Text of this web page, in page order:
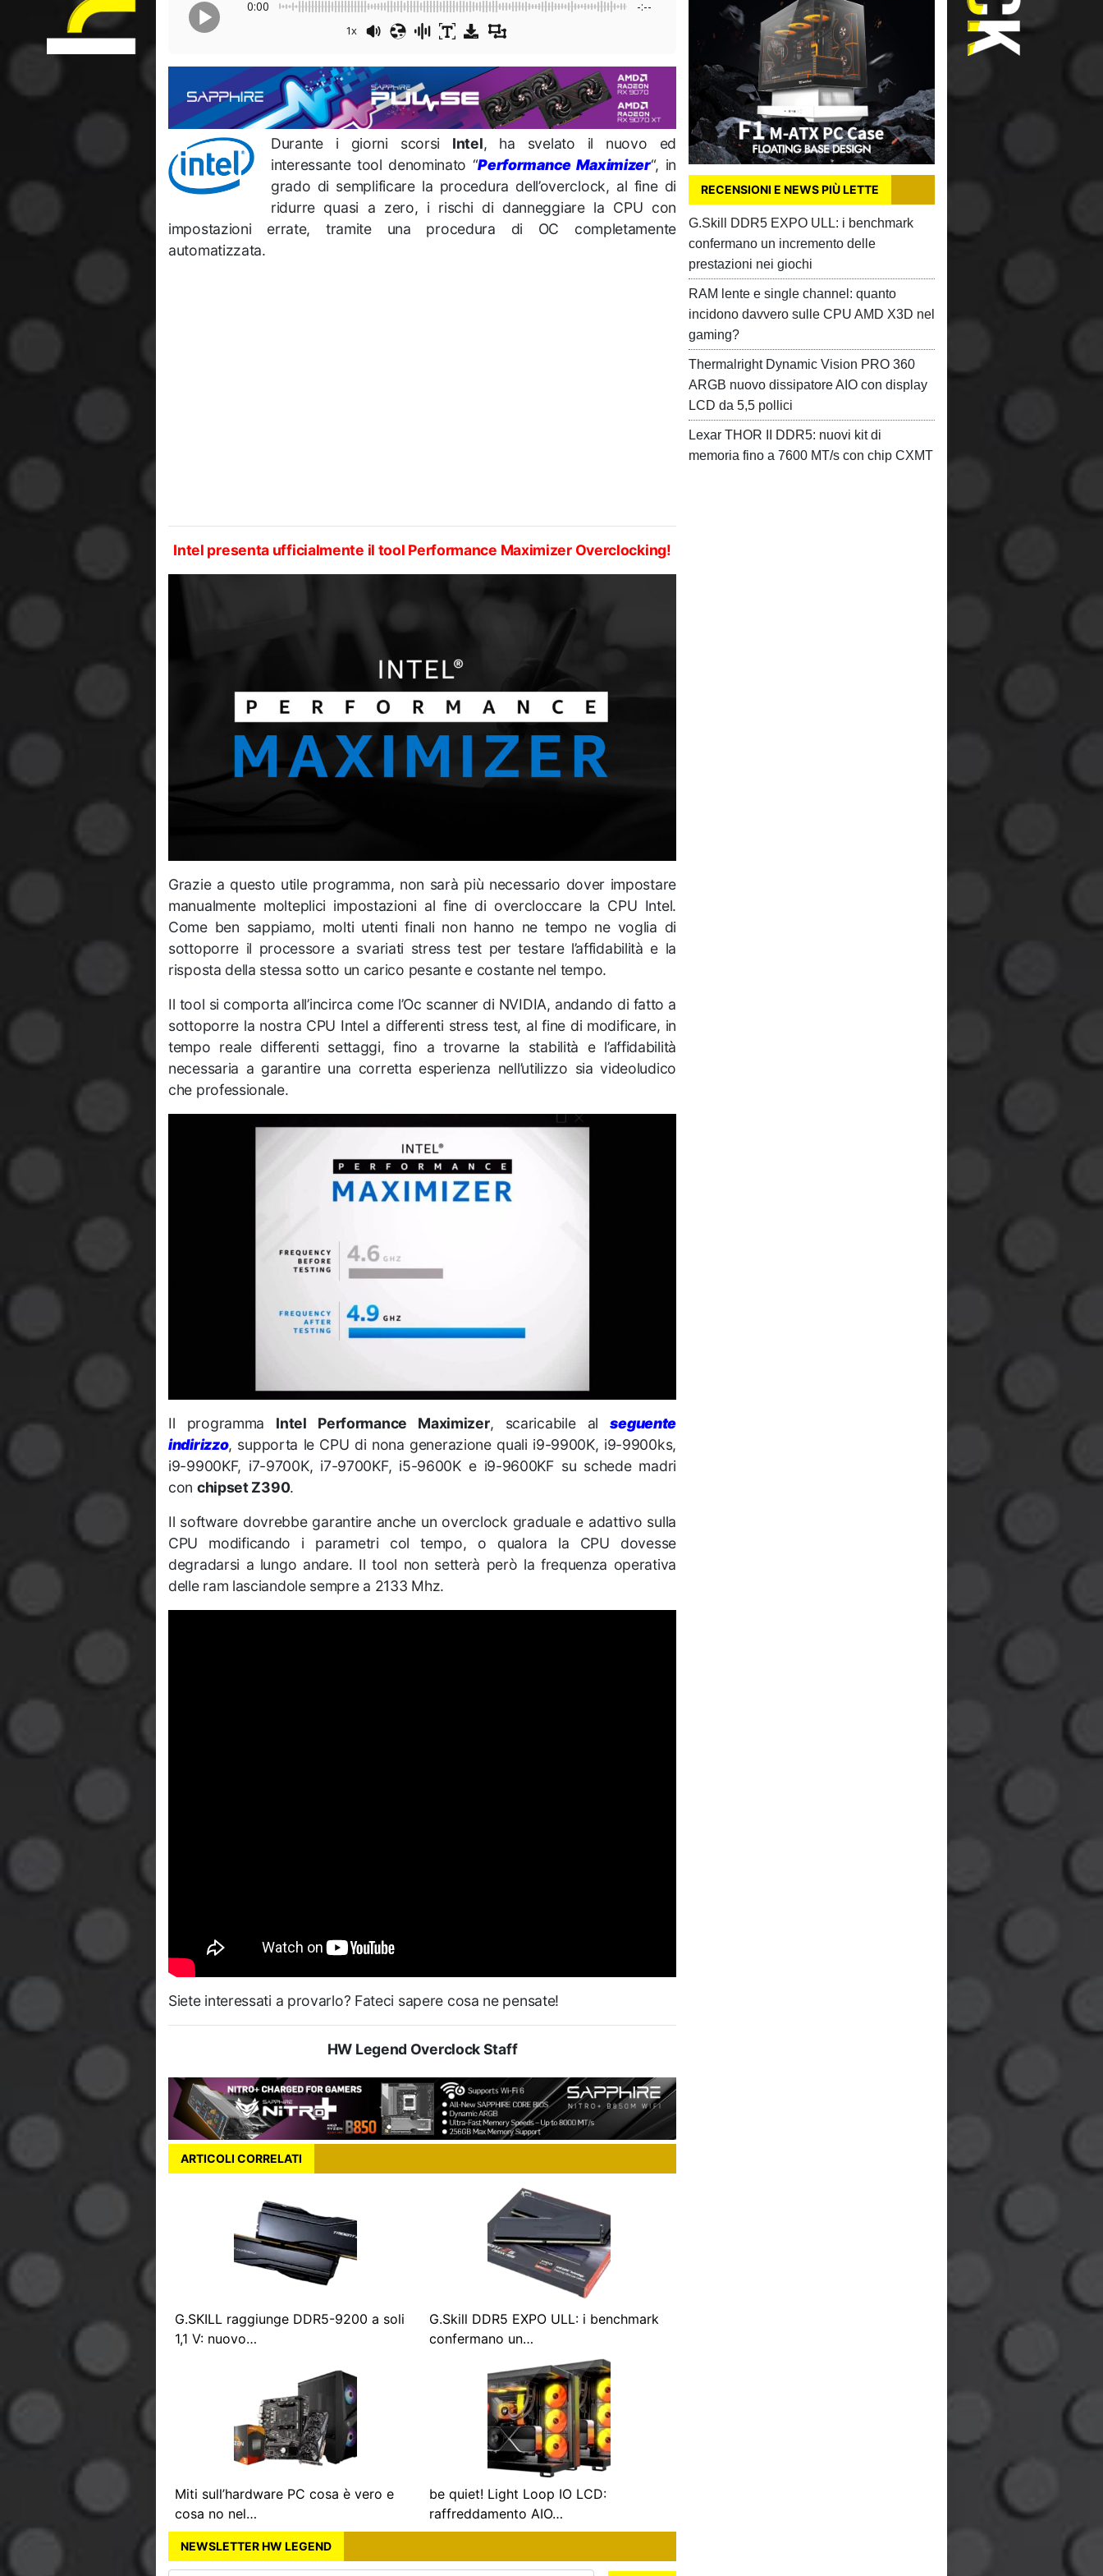
0:00 -:--
1x
Durante i giorni scorsi Intel, ha svelato il nuovo ed
interessante tool denominato “Performance Maximizer“, in
grado di semplificare la procedura dell’overclock, al fine di
ridurre quasi a zero, i rischi di danneggiare la CPU con
impostazioni errate, tramite una procedura di OC completamente
automatizzata.
Intel presenta ufficialmente il tool Performance Maximizer Overclocking!
Grazie a questo utile programma, non sarà più necessario dover impostare
manualmente molteplici impostazioni al fine di overcloccare la CPU Intel.
Come ben sappiamo, molti utenti finali non hanno ne tempo ne voglia di
sottoporre il processore a svariati stress test per testare l’affidabilità e la
risposta della stessa sotto un carico pesante e costante nel tempo.
Il tool si comporta all’incirca come l’Oc scanner di NVIDIA, andando di fatto a
sottoporre la nostra CPU Intel a differenti stress test, al fine di modificare, in
tempo reale differenti settaggi, fino a trovarne la stabilità e l’affidabilità
necessaria a garantire una corretta esperienza nell’utilizzo sia videoludico
che professionale.
Il programma Intel Performance Maximizer, scaricabile alseguente
indirizzo, supporta le CPU di nona generazione quali i9-9900K, i9-9900ks,
i9-9900KF, i7-9700K, i7-9700KF, i5-9600K e i9-9600KF su schede madri
con chipset Z390.
Il software dovrebbe garantire anche un overclock graduale e adattivo sulla
CPU modificando i parametri col tempo, o qualora la CPU dovesse
degradarsi a lungo andare. Il tool non setterà però la frequenza operativa
delle ram lasciandole sempre a 2133 Mhz.
Siete interessati a provarlo? Fateci sapere cosa ne pensate!
HW Legend Overclock Staff
ARTICOLI CORRELATI
G.SKILL raggiunge DDR5-9200 a soli
1,1 V: nuovo…
G.Skill DDR5 EXPO ULL: i benchmark
confermano un…
Miti sull’hardware PC cosa è vero e
cosa no nel…
be quiet! Light Loop IO LCD:
raffreddamento AIO…
NEWSLETTER HW LEGEND
RECENSIONI E NEWS PIÙ LETTE
G.Skill DDR5 EXPO ULL: i benchmark
confermano un incremento delle
prestazioni nei giochi
RAM lente e single channel: quanto
incidono davvero sulle CPU AMD X3D nel
gaming?
Thermalright Dynamic Vision PRO 360
ARGB nuovo dissipatore AIO con display
LCD da 5,5 pollici
Lexar THOR II DDR5: nuovi kit di
memoria fino a 7600 MT/s con chip CXMT